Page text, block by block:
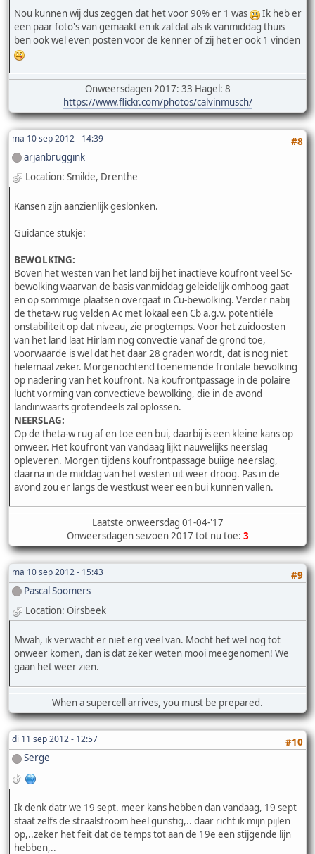
Nou kunnen wij dus zeggen dat het voor 90% er 1 was
Ik heb er
een paar foto's van gemaakt en ik zal dat als ik vanmiddag thuis
ben ook wel even posten voor de kenner of zij het er ook 1 vinden
Onweersdagen 2017: 33 Hagel: 8
https://www.flickr.com/photos/calvinmusch/
ma 10 sep 2012 - 14:39
#8
arjanbruggink
Location: Smilde, Drenthe
Kansen zijn aanzienlijk geslonken.
Guidance stukje:
BEWOLKING:
Boven het westen van het land bij het inactieve koufront veel Sc-
bewolking waarvan de basis vanmiddag geleidelijk omhoog gaat
en op sommige plaatsen overgaat in Cu-bewolking. Verder nabij
de theta-w rug velden Ac met lokaal een Cb a.g.v. potentiële
onstabiliteit op dat niveau, zie progtemps. Voor het zuidoosten
van het land laat Hirlam nog convectie vanaf de grond toe,
voorwaarde is wel dat het daar 28 graden wordt, dat is nog niet
helemaal zeker. Morgenochtend toenemende frontale bewolking
op nadering van het koufront. Na koufrontpassage in de polaire
lucht vorming van convectieve bewolking, die in de avond
landinwaarts grotendeels zal oplossen.
NEERSLAG:
Op de theta-w rug af en toe een bui, daarbij is een kleine kans op
onweer. Het koufront van vandaag lijkt nauwelijks neerslag
opleveren. Morgen tijdens koufrontpassage buiige neerslag,
daarna in de middag van het westen uit weer droog. Pas in de
avond zou er langs de westkust weer een bui kunnen vallen.
Laatste onweersdag 01-04-'17
Onweersdagen seizoen 2017 tot nu toe: 3
ma 10 sep 2012 - 15:43
#9
Pascal Soomers
Location: Oirsbeek
Mwah, ik verwacht er niet erg veel van. Mocht het wel nog tot
onweer komen, dan is dat zeker weten mooi meegenomen! We
gaan het weer zien.
When a supercell arrives, you must be prepared.
di 11 sep 2012 - 12:57
#10
Serge
Ik denk datr we 19 sept. meer kans hebben dan vandaag, 19 sept
staat zelfs de straalstroom heel gunstig,.. daar richt ik mijn pijlen
op,..zeker het feit dat de temps tot aan de 19e een stijgende lijn
hebben,..